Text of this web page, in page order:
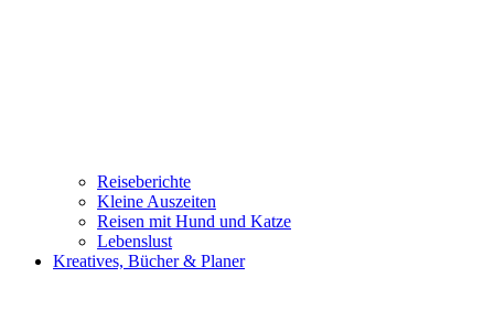
Reiseberichte
Kleine Auszeiten
Reisen mit Hund und Katze
Lebenslust
Kreatives, Bücher & Planer